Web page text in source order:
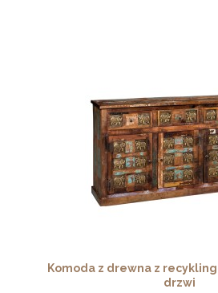
Komoda z drewna z
drzwi